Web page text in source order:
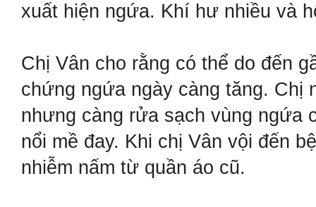
xuất hiện ngứa. Khí hư nhiều và
Chị Vân cho rằng có thể do đến
chứng ngứa ngày càng tăng. Chị
nhưng càng rửa sạch vùng ngứa
nổi mề đay. Khi chị Vân vội đến
nhiễm nấm từ quần áo cũ.